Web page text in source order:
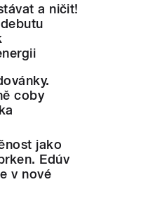
a ničit!
coby
jako
Edúv
v nové